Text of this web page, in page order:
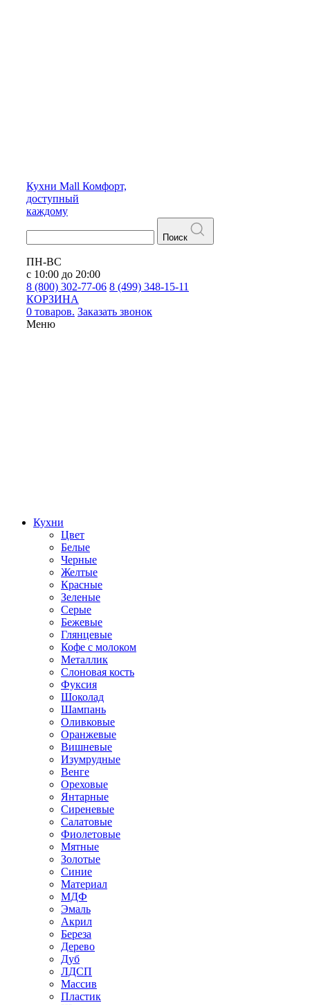
Кухни Mall Комфорт,
доступный
каждому
Поиск
ПН-ВС
с 10:00 до 20:00
8 (800) 302-77-06 8 (499) 348-15-11
КОРЗИНА
0 товаров. Заказать звонок
Меню
Кухни
Цвет
Белые
Черные
Желтые
Красные
Зеленые
Серые
Бежевые
Глянцевые
Кофе с молоком
Металлик
Слоновая кость
Фуксия
Шоколад
Шампань
Оливковые
Оранжевые
Вишневые
Изумрудные
Венге
Ореховые
Янтарные
Сиреневые
Салатовые
Фиолетовые
Мятные
Золотые
Синие
Материал
МДФ
Эмаль
Акрил
Береза
Дерево
Дуб
ЛДСП
Массив
Пластик